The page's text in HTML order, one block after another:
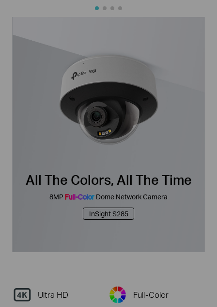
All The Colors, All The Time
8MP Full-Color Dome Network Camera
InSight S285
Ultra HD Full-Color